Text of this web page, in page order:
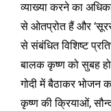
व्याख्या करने का
से ओतप्रोत हैं और
से संबंधित विशिष्ट
बालक कृष्ण को सुबह
गोदी में बैठाकर भोजन
कृष्ण की क्रियाओं,